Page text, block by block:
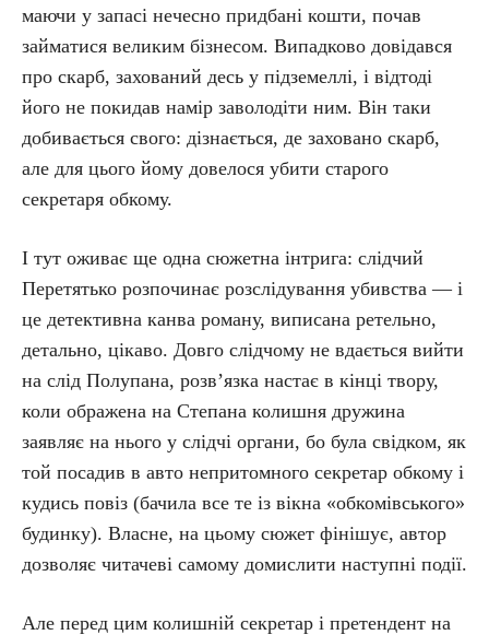
маючи у запасі нечесно придбані кошти, почав
займатися великим бізнесом. Випадково довідався
про скарб, захований десь у підземеллі, і відтоді
його не покидав намір заволодіти ним. Він таки
добивається свого: дізнається, де заховано скарб,
але для цього йому довелося убити старого
секретаря обкому.
І тут оживає ще одна сюжетна інтрига: слідчий
Перетятько розпочинає розслідування убивства — і
це детективна канва роману, виписана ретельно,
детально, цікаво. Довго слідчому не вдається вийти
на слід Полупана, роз­в’язка настає в кінці твору,
коли ображена на Степана колишня дружина
заявляє на нього у слідчі органи, бо була свідком, як
той посадив в авто непритомного секретар обкому і
кудись повіз (бачила все те із вікна «обкомівського»
будинку). Власне, на цьому сюжет фінішує, автор
дозволяє читачеві самому домислити наступні події.
Але перед цим колишній секретар і претендент на